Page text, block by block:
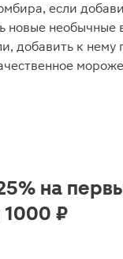
если
новые необычные
добавить к
на
1000 ₽